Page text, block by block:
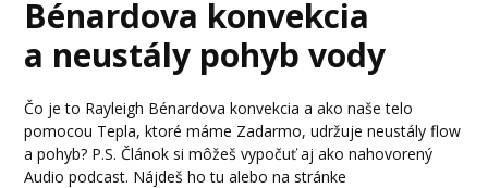
Bénardova konvekcia
a neustály pohyb vody
Čo je to Rayleigh Bénardova konvekcia a ako naše telo
pomocou Tepla, ktoré máme Zadarmo, udržuje neustály flow
a pohyb? P.S. Článok si môžeš vypočuť aj ako nahovorený
Audio podcast. Nájdeš ho tu alebo na stránke